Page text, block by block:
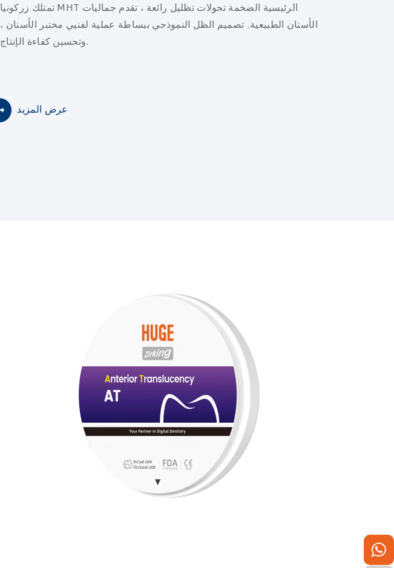
تمتلك زركونيا MHT الرئيسية الضخمة تحولات تظليل رائعة ، تقدم جماليات
الأسنان الطبيعية. تصميم الظل النموذجي ببساطة عملية لفنيي مختبر الأسنان ،
وتحسين كفاءة الإنتاج.
عرض المزيد